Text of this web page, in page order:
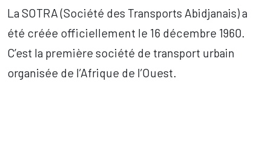
La SOTRA (Société des Transports Abidjanais) a
été créée officiellement le 16 décembre 1960.
C’est la première société de transport urbain
organisée de l’Afrique de l’Ouest.